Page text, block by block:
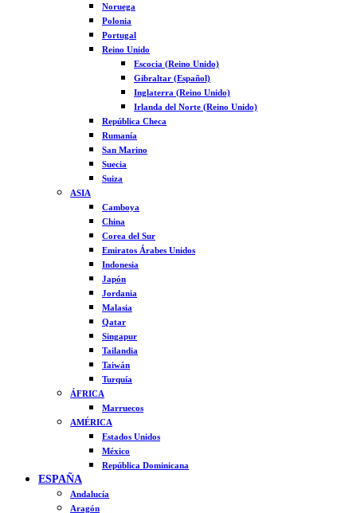
Noruega
Polonia
Portugal
Reino Unido
Escocia (Reino Unido)
Gibraltar (Español)
Inglaterra (Reino Unido)
Irlanda del Norte (Reino Unido)
República Checa
Rumanía
San Marino
Suecia
Suiza
ASIA
Camboya
China
Corea del Sur
Emiratos Árabes Unidos
Indonesia
Japón
Jordania
Malasia
Qatar
Singapur
Tailandia
Taiwán
Turquía
ÁFRICA
Marruecos
AMÉRICA
Estados Unidos
México
República Dominicana
ESPAÑA
Andalucía
Aragón